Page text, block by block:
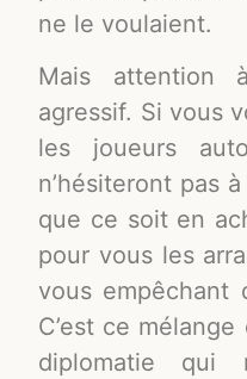
ne le voulaient.
Mais
agressif. Si vous
les joueurs
n’hésiteront pas
que ce soit en
pour vous les
vous empêchant
C’est ce
diplomatie qui